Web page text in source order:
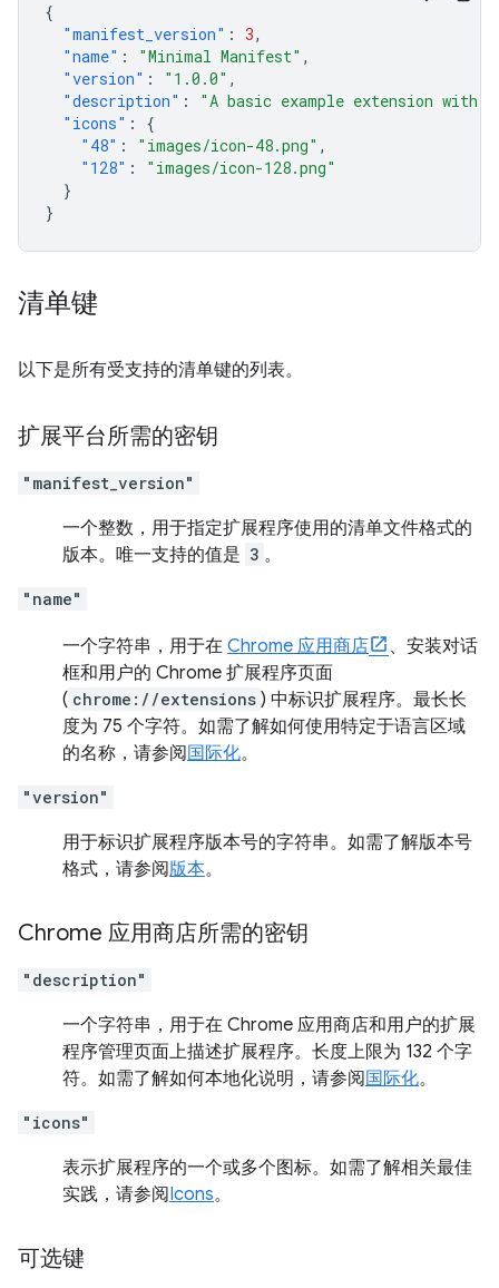
{
"manifest_version" : 3,
"name" : "Minimal Manifest" ,
"version" : "1.0.0" ,
"description" :
"A basic example extension with
"icons" :
{
"48" : "images/icon-48.png" ,
"128" :
"images/icon-128.png"
}
}
清单键
以下是所有受支持的清单键的列表。
扩展平台所需的密钥
"manifest_version"
一个整数，用于指定扩展程序使用的清单文件格式的
版本。唯一支持的值是 3 。
"name"
一个字符串，用于在 Chrome 应用商店
、安装对话
框和用户的 Chrome 扩展程序页面
( chrome://extensions ) 中标识扩展程序。最长长
度为 75 个字符。如需了解如何使用特定于语言区域
的名称，请参阅 国际化。
"version"
用于标识扩展程序版本号的字符串。如需了解版本号
格式，请参阅版本。
Chrome 应用商店所需的密钥
"description"
一个字符串，用于在 Chrome 应用商店和用户的扩展
程序管理页面上描述扩展程序。长度上限为 132 个字
符。如需了解如何本地化说明，请参阅 国际化。
"icons"
表示扩展程序的一个或多个图标。如需了解相关最佳
实践，请参阅Icons。
可选键